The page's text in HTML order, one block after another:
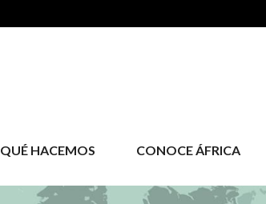
QUÉ HACEMOS CONOCE ÁFRICA